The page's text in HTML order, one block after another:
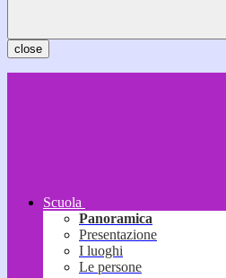
close
Scuola
Panoramica
Presentazione
I luoghi
Le persone